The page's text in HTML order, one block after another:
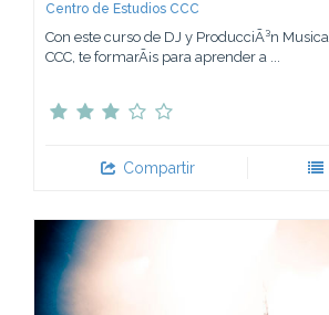
Centro de Estudios CCC
Con este curso de DJ y ProducciÃ³n
CCC, te formarÃ¡s para aprender a ...
Compartir